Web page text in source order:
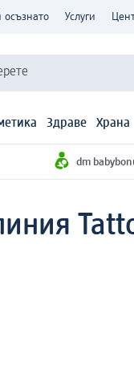
Услуги
Здраве Храна
dm